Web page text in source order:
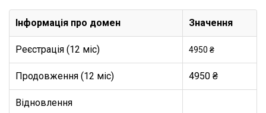
Інформація про домен Значення
Реєстрація (12 міс) 4950 ₴
Продовження (12 міс) 4950 ₴
Відновлення